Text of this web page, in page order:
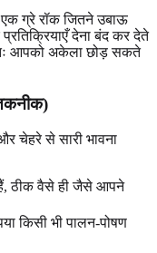
ग्रे रॉक जितने उबाऊ
देना बंद कर देते
आपको अकेला छोड़ सकते
चेहरे से सारी भावना
हैं, ठीक वैसे ही जैसे आपने
किसी भी पालन-पोषण